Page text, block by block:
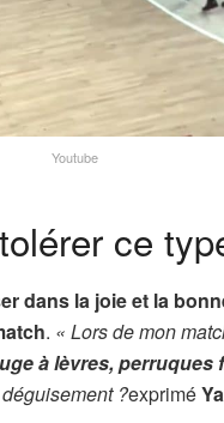
Youtube
ce
dans la joie et la
. « Lors de mon
à lèvres,
?exprimé